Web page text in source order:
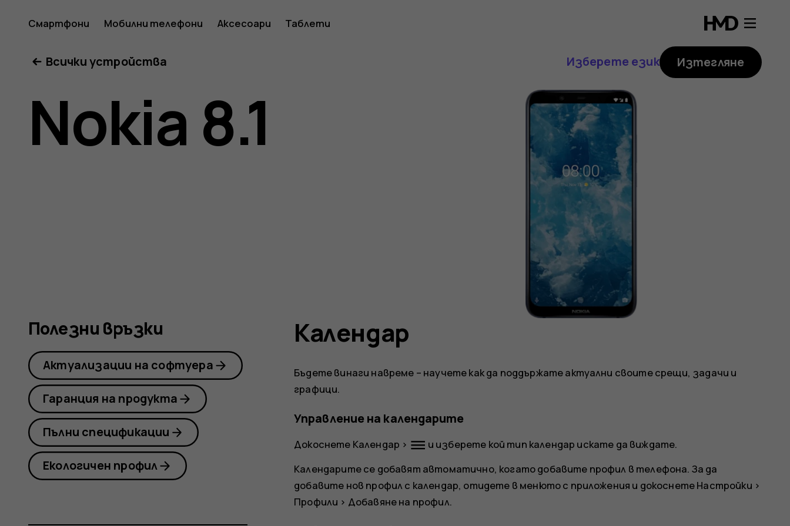
Ръководство
на
потребителя
8.1
Смартфони Мобилни телефони Аксесоари Таблети
Всички устройства Изберете език Изтегляне
Nokia 8.1
Календар
Бъдете винаги навреме – научете как да поддържате актуални своите срещи, задачи и
графици.
Управление на календарите
Докоснете Календар > dehaze и изберете кой тип календар искате да виждате.
Календарите се добавят автоматично, когато добавите профил в телефона. За да
добавите нов профил с календар, отидете в менюто с приложения и докоснетеНастройки >
Профили > Добавяне на профил.
Полезни връзки
Актуализации на софтуера
Гаранция на продукта
Пълни спецификации
Екологичен профил